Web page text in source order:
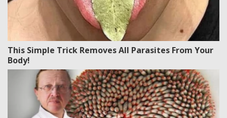
This Simple Trick Removes All Parasites From Your
Body!